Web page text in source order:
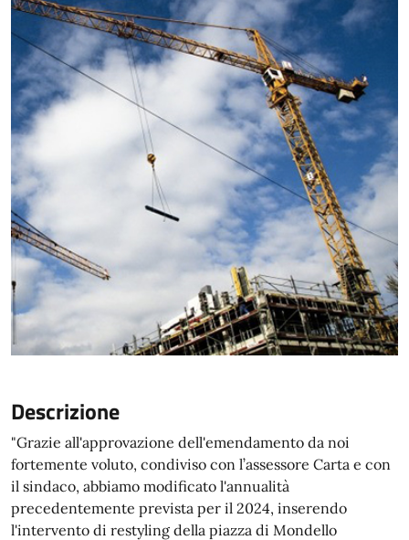
Descrizione
"Grazie all'approvazione dell'emendamento da noi
fortemente voluto, condiviso con l’assessore Carta e con
il sindaco, abbiamo modificato l'annualità
precedentemente prevista per il 2024, inserendo
l'intervento di restyling della piazza di Mondello